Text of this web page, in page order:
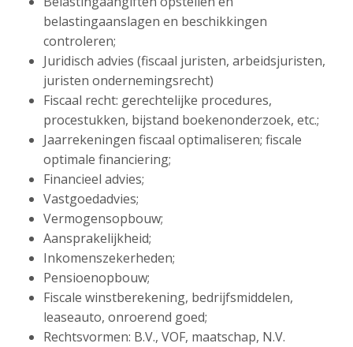
belastingaanslagen en beschikkingen
controleren;
Juridisch advies (fiscaal juristen, arbeidsjuristen,
juristen ondernemingsrecht)
Fiscaal recht: gerechtelijke procedures,
procestukken, bijstand boekenonderzoek, etc.;
Jaarrekeningen fiscaal optimaliseren; fiscale
optimale financiering;
Financieel advies;
Vastgoedadvies;
Vermogensopbouw;
Aansprakelijkheid;
Inkomenszekerheden;
Pensioenopbouw;
Fiscale winstberekening, bedrijfsmiddelen,
leaseauto, onroerend goed;
Rechtsvormen: B.V., VOF, maatschap, N.V.